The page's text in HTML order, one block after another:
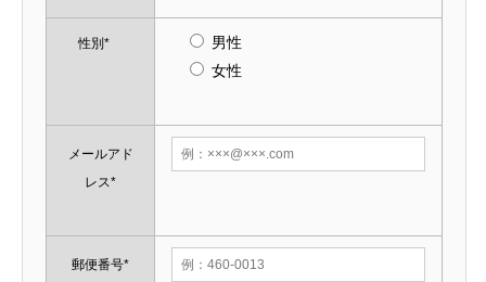
性別*
男性
女性
メールアド
レス*
郵便番号*